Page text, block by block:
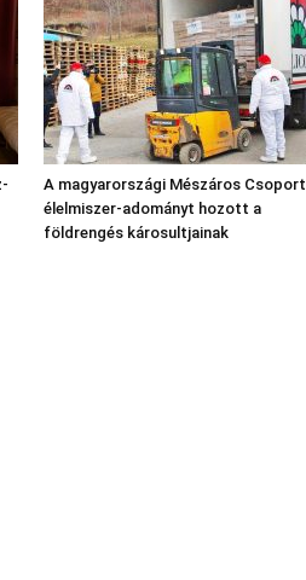
A magyarországi Mészáros Csoport
élelmiszer-adományt hozott a
földrengés károsultjainak